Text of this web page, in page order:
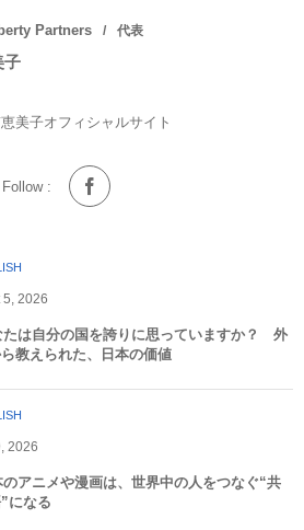
Partners 代表
子
美子オフィシャルサイト
Follow :
5 2026
たは自分の国を誇りに思っていますか？ 外
教えられた、日本の価値
2026
のアニメや漫画は、世界中の人をつなぐ“共
になる